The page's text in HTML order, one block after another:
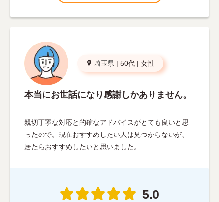
埼玉県 | 50代 | 女性
本当にお世話になり感謝しかありません。
親切丁寧な対応と的確なアドバイスがとても良いと思
ったので。現在おすすめしたい人は見つからないが、
居たらおすすめしたいと思いました。
5.0